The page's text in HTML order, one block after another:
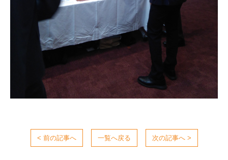
< 前の記事へ 一覧へ戻る 次の記事へ >